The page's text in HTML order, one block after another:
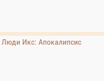
Люди Икс: Апокалипсис